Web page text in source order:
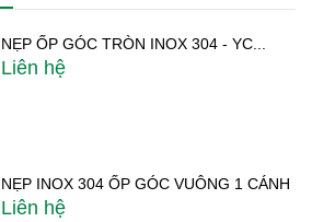
NẸP ỐP GÓC TRÒN INOX 304 - YC...
Liên hệ
NẸP INOX 304 ỐP GÓC VUÔNG 1 CÁNH
Liên hệ